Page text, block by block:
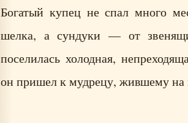
Богатый купец не спал много
шелка, а сундуки — от
поселилась холодная,
он пришел к мудрецу, жившему на